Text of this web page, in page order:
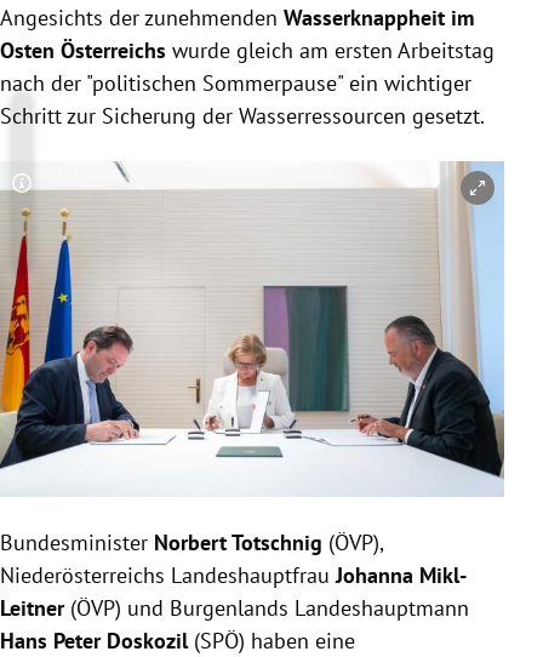
Angesichts der zunehmenden Wasserknappheit im
Osten Österreichs wurde gleich am ersten Arbeitstag
nach der "politischen Sommerpause" ein wichtiger
Schritt zur Sicherung der Wasserressourcen gesetzt.
Copyright-Hinweis öffnen/schließen
Bundesminister Norbert Totschnig (ÖVP),
Niederösterreichs Landeshauptfrau Johanna Mikl-
Leitner(ÖVP) und Burgenlands Landeshauptmann
Hans Peter Doskozil(SPÖ) haben eine